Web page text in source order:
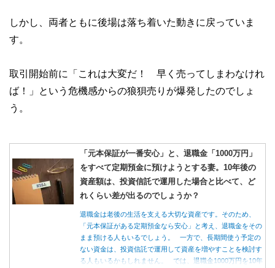
しかし、両者ともに後場は落ち着いた動きに戻っていま
す。
取引開始前に「これは大変だ！ 早く売ってしまわなけれ
ば！」という危機感からの狼狽売りが爆発したのでしょ
う。
「元本保証が一番安心」と、退職金「1000万円」
をすべて定期預金に預けようとする妻。10年後の
資産額は、投資信託で運用した場合と比べて、ど
れくらい差が出るのでしょうか？
退職金は老後の生活を支える大切な資産です。そのため、
「元本保証がある定期預金なら安心」と考え、退職金をその
まま預ける人もいるでしょう。 一方で、長期間使う予定の
ない資金は、投資信託で運用して資産を増やすことを検討す
る人もいるかもしれません。 では、退職金1000万円を10年